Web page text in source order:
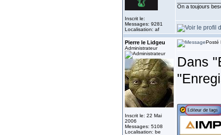
Inscrit le:
Messages: 9281
Localisation: af
On a toujours
Pierre le Lidgeu
Administrateur
Inscrit le: 22 Mai
2006
Messages: 5108
Localisation: be
Posté
Dans